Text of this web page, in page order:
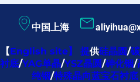
内
容
中国上海
【English site】提供硅晶圆/
衬底/YAG单晶/YSZ晶圆/砷化铟/
纯铟/特殊晶向蓝宝石衬底